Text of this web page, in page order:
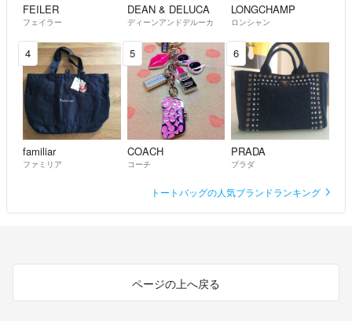
FEILER
フェイラー
DEAN & DELUCA
ディーンアンドデルーカ
LONGCHAMP
ロンシャン
4
familiar
ファミリア
5
COACH
コーチ
6
PRADA
プラダ
トートバッグの人気ブランドランキング
ページの上へ戻る